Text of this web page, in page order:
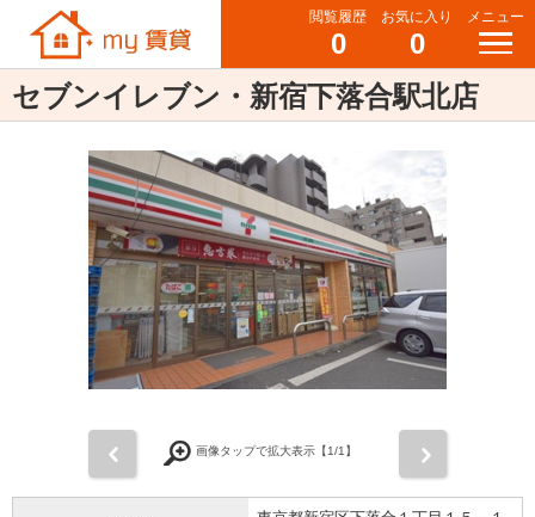
閲覧履歴
0
お気に入り
0
メニュー
セブンイレブン・新宿下落合駅北店
画像タップで拡大表示【1/1】